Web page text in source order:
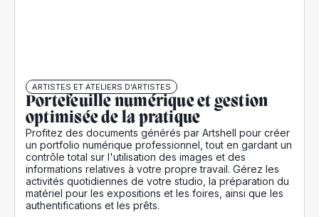
ARTISTES ET ATELIERS D'ARTISTES
Portefeuille numérique et gestion
optimisée de la pratique
Profitez des documents générés par Artshell pour créer
un portfolio numérique professionnel, tout en gardant un
contrôle total sur l'utilisation des images et des
informations relatives à votre propre travail. Gérez les
activités quotidiennes de votre studio, la préparation du
matériel pour les expositions et les foires, ainsi que les
authentifications et les prêts.